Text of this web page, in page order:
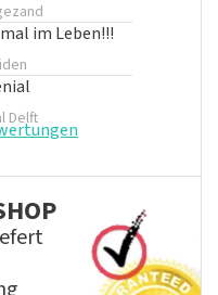
im Leben!!!
Delft